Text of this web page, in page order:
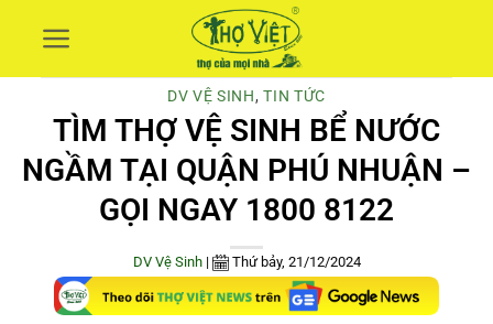
content
DV VỆ SINH,TIN TỨC
TÌM THỢ VỆ SINH BỂ NƯỚC
NGẦM TẠI QUẬN PHÚ NHUẬN –
GỌI NGAY 1800 8122
DV Vệ Sinh| Thứ bảy, 21/12/2024